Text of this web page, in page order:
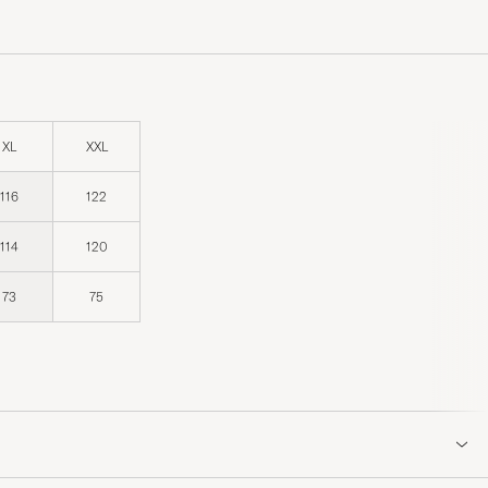
XL XXL
116 122
114 120
73 75